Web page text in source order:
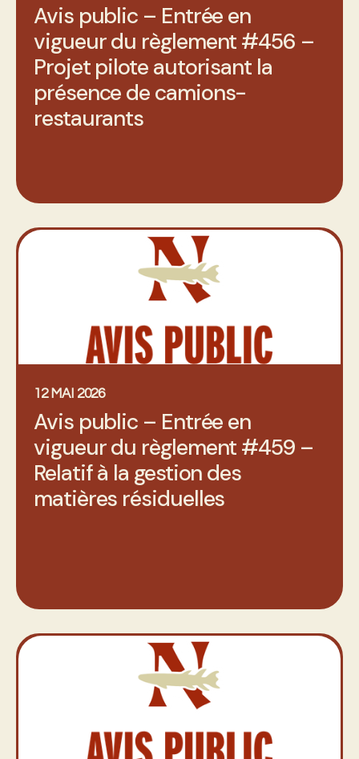
Avis public – Entrée en
vigueur du règlement #456 –
Projet pilote autorisant la
présence de camions-
restaurants
12 MAI 2026
Avis public – Entrée en
vigueur du règlement #459 –
Relatif à la gestion des
matières résiduelles